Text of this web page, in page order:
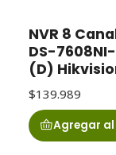
NVR 8
DS-
(D)
$139.989
Agregar